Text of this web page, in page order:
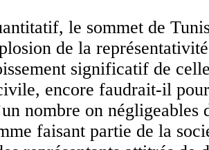
le sommet de
de la
significatif de
encore faudrait-il
nombre on négligeables
faisant partie de la